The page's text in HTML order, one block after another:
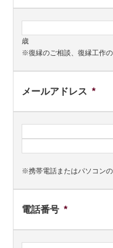
歳
※復縁のご相談、復縁工作
メールアドレス *
※携帯電話またはパソコン
電話番号 *